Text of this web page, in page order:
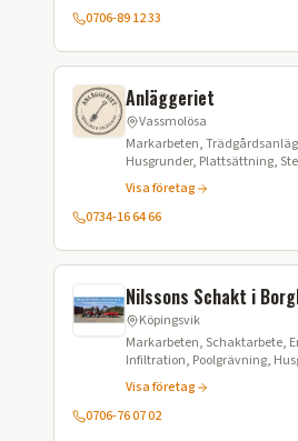
0706-89 12 33
Anläggeriet
Vassmolösa
Markarbeten,
Husgrunder, Plattsättning,
Tomtplanering, Schaktning,
Bevattning, Stödmur,
avlopp
Visa företag
0734-16 64 66
Nilssons Schakt i
Köpingsvik
Markarbeten, Schaktarbete,
Infiltration, Poolgrävning,
Kabelgrävning,
Snöplogning, Buskröjning,
Visa företag
0706-76 07 02